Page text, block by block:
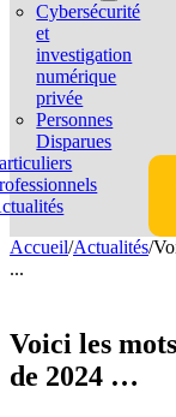
Cybersécurité
et
investigation
numérique
privée
Personnes
Disparues
Accueil/Actualités/
...
Voici les
de 2024 …